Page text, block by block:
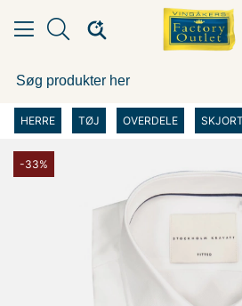
HERRE TØJ OVERDELE
-33%